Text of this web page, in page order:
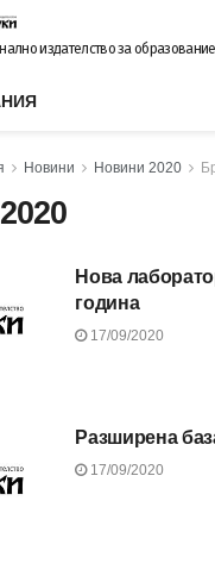
издателство за
Новини Новини 2020
Нова
година
17/09/2020
Разширена
17/09/2020